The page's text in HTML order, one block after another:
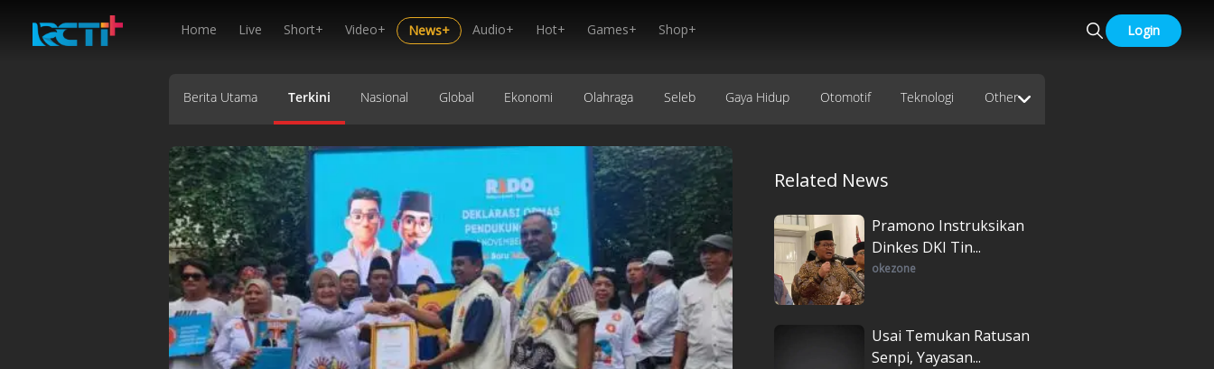
Home Live Short+ Video+ News+ Audio+ Hot+ Games+ Shop+ Login
Berita Utama Terkini Nasional Global Ekonomi Olahraga Seleb Gaya Hidup Otomotif Teknologi Other
Related News
Pramono Instruksikan
Dinkes DKI Tin...
okezone
Usai Temukan Ratusan
Senpi, Yayasan...